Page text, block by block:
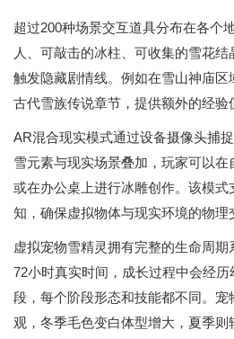
超过200种场景交互道具分布在各个
人、可敲击的冰柱、可收集的雪花
触发隐藏剧情线。例如在雪山神庙区
古代雪族传说章节，提供额外的经验
AR混合现实模式通过设备摄像头捕
雪元素与现实场景叠加，玩家可以在
或在办公桌上进行冰雕创作。该模
知，确保虚拟物体与现实环境的物理
虚拟宠物雪精灵拥有完整的生命周
72小时真实时间，成长过程中会经
段，每个阶段形态和技能都不同。
观，冬季毛色变白体型增大，夏季